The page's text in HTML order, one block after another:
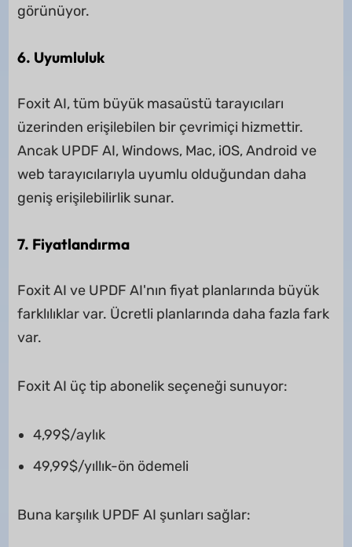
görünüyor.
6. Uyumluluk
Foxit AI, tüm büyük masaüstü tarayıcıları
üzerinden erişilebilen bir çevrimiçi hizmettir.
Ancak UPDF AI, Windows, Mac, iOS, Android ve
web tarayıcılarıyla uyumlu olduğundan daha
geniş erişilebilirlik sunar.
7. Fiyatlandırma
Foxit AI ve UPDF AI'nın fiyat planlarında büyük
farklılıklar var. Ücretli planlarında daha fazla fark
var.
Foxit AI üç tip abonelik seçeneği sunuyor:
4,99$/aylık
49,99$/yıllık-ön ödemeli
Buna karşılık UPDF AI şunları sağlar: